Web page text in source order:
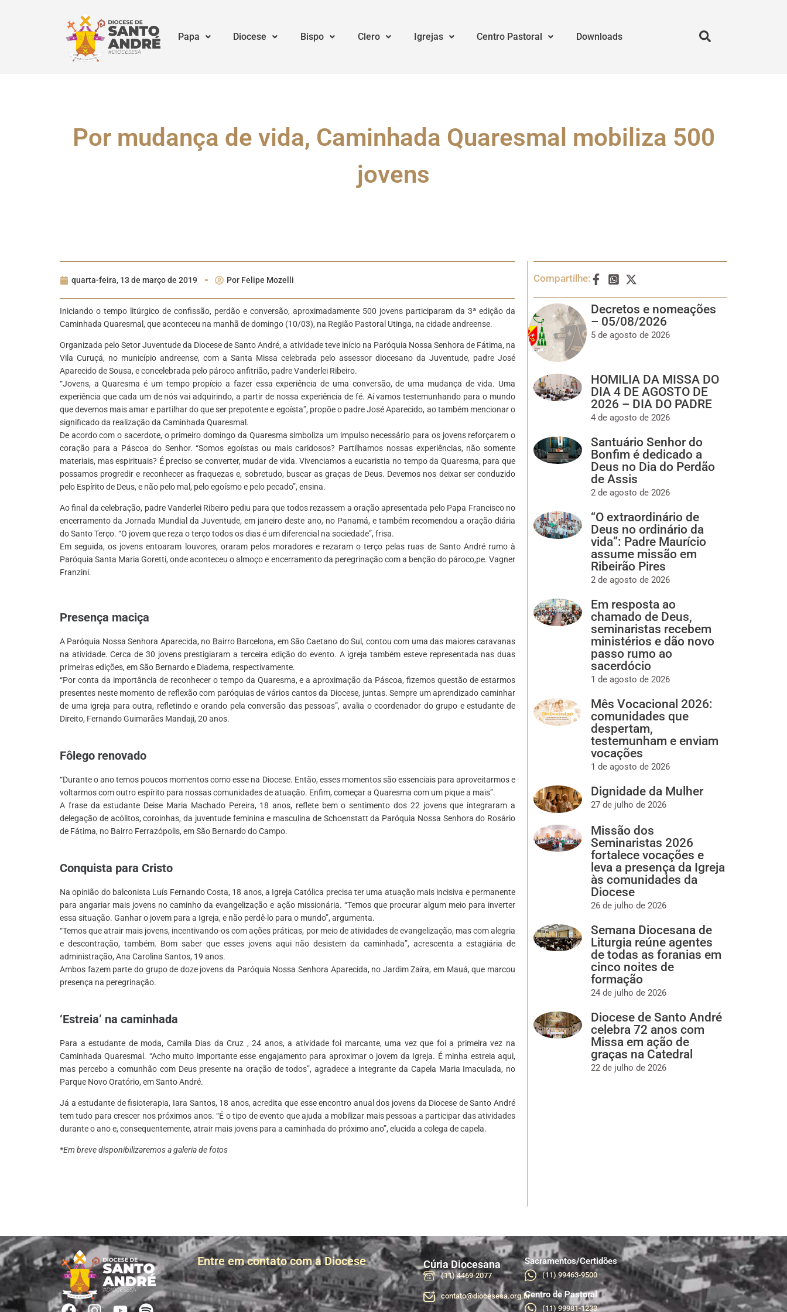
Papa Diocese Bispo Clero Igrejas Centro Pastoral Downloads
Por mudança de vida, Caminhada Quaresmal mobiliza 500
jovens
quarta-feira, 13 de março de 2019 Por Felipe Mozelli
Iniciando o tempo litúrgico de confissão, perdão e conversão, aproximadamente 500 jovens participaram da 3ª edição da
Caminhada Quaresmal, que aconteceu na manhã de domingo (10/03), na Região Pastoral Utinga, na cidade andreense.
Organizada pelo Setor Juventude da Diocese de Santo André, a atividade teve início na Paróquia Nossa Senhora de Fátima, na
Vila Curuçá, no município andreense, com a Santa Missa celebrada pelo assessor diocesano da Juventude, padre José
Aparecido de Sousa, e concelebrada pelo pároco anfitrião, padre Vanderlei Ribeiro.
“Jovens, a Quaresma é um tempo propício a fazer essa experiência de uma conversão, de uma mudança de vida. Uma
experiência que cada um de nós vai adquirindo, a partir de nossa experiência de fé. Aí vamos testemunhando para o mundo
que devemos mais amar e partilhar do que ser prepotente e egoísta”, propõe o padre José Aparecido, ao também mencionar o
significado da realização da Caminhada Quaresmal.
De acordo com o sacerdote, o primeiro domingo da Quaresma simboliza um impulso necessário para os jovens reforçarem o
coração para a Páscoa do Senhor. “Somos egoístas ou mais caridosos? Partilhamos nossas experiências, não somente
materiais, mas espirituais? É preciso se converter, mudar de vida. Vivenciamos a eucaristia no tempo da Quaresma, para que
possamos progredir e reconhecer as fraquezas e, sobretudo, buscar as graças de Deus. Devemos nos deixar ser conduzido
pelo Espírito de Deus, e não pelo mal, pelo egoísmo e pelo pecado”, ensina.
Ao final da celebração, padre Vanderlei Ribeiro pediu para que todos rezassem a oração apresentada pelo Papa Francisco no
encerramento da Jornada Mundial da Juventude, em janeiro deste ano, no Panamá, e também recomendou a oração diária
do Santo Terço. “O jovem que reza o terço todos os dias é um diferencial na sociedade”, frisa.
Em seguida, os jovens entoaram louvores, oraram pelos moradores e rezaram o terço pelas ruas de Santo André rumo à
Paróquia Santa Maria Goretti, onde aconteceu o almoço e encerramento da peregrinação com a benção do pároco,pe. Vagner
Franzini.
Presença maciça
A Paróquia Nossa Senhora Aparecida, no Bairro Barcelona, em São Caetano do Sul, contou com uma das maiores caravanas
na atividade. Cerca de 30 jovens prestigiaram a terceira edição do evento. A igreja também esteve representada nas duas
primeiras edições, em São Bernardo e Diadema, respectivamente.
“Por conta da importância de reconhecer o tempo da Quaresma, e a aproximação da Páscoa, fizemos questão de estarmos
presentes neste momento de reflexão com paróquias de vários cantos da Diocese, juntas. Sempre um aprendizado caminhar
de uma igreja para outra, refletindo e orando pela conversão das pessoas”, avalia o coordenador do grupo e estudante de
Direito, Fernando Guimarães Mandaji, 20 anos.
Fôlego renovado
“Durante o ano temos poucos momentos como esse na Diocese. Então, esses momentos são essenciais para aproveitarmos e
voltarmos com outro espírito para nossas comunidades de atuação. Enfim, começar a Quaresma com um pique a mais”.
A frase da estudante Deise Maria Machado Pereira, 18 anos, reflete bem o sentimento dos 22 jovens que integraram a
delegação de acólitos, coroinhas, da juventude feminina e masculina de Schoenstatt da Paróquia Nossa Senhora do Rosário
de Fátima, no Bairro Ferrazópolis, em São Bernardo do Campo.
Conquista para Cristo
Na opinião do balconista Luís Fernando Costa, 18 anos, a Igreja Católica precisa ter uma atuação mais incisiva e permanente
para angariar mais jovens no caminho da evangelização e ação missionária. “Temos que procurar algum meio para inverter
essa situação. Ganhar o jovem para a Igreja, e não perdê-lo para o mundo”, argumenta.
“Temos que atrair mais jovens, incentivando-os com ações práticas, por meio de atividades de evangelização, mas com alegria
e descontração, também. Bom saber que esses jovens aqui não desistem da caminhada”, acrescenta a estagiária de
administração, Ana Carolina Santos, 19 anos.
Ambos fazem parte do grupo de doze jovens da Paróquia Nossa Senhora Aparecida, no Jardim Zaíra, em Mauá, que marcou
presença na peregrinação.
‘Estreia’ na caminhada
Para a estudante de moda, Camila Dias da Cruz , 24 anos, a atividade foi marcante, uma vez que foi a primeira vez na
Caminhada Quaresmal. “Acho muito importante esse engajamento para aproximar o jovem da Igreja. É minha estreia aqui,
mas percebo a comunhão com Deus presente na oração de todos”, agradece a integrante da Capela Maria Imaculada, no
Parque Novo Oratório, em Santo André.
Já a estudante de fisioterapia, Iara Santos, 18 anos, acredita que esse encontro anual dos jovens da Diocese de Santo André
tem tudo para crescer nos próximos anos. “É o tipo de evento que ajuda a mobilizar mais pessoas a participar das atividades
durante o ano e, consequentemente, atrair mais jovens para a caminhada do próximo ano”, elucida a colega de capela.
*Em breve disponibilizaremos a galeria de fotos
Compartilhe:
Decretos e nomeações
– 05/08/2026
5 de agosto de 2026
HOMILIA DA MISSA DO
DIA 4 DE AGOSTO DE
2026 – DIA DO PADRE
4 de agosto de 2026
Santuário Senhor do
Bonfim é dedicado a
Deus no Dia do Perdão
de Assis
2 de agosto de 2026
“O extraordinário de
Deus no ordinário da
vida”: Padre Maurício
assume missão em
Ribeirão Pires
2 de agosto de 2026
Em resposta ao
chamado de Deus,
seminaristas recebem
ministérios e dão novo
passo rumo ao
sacerdócio
1 de agosto de 2026
Mês Vocacional 2026:
comunidades que
despertam,
testemunham e enviam
vocações
1 de agosto de 2026
Dignidade da Mulher
27 de julho de 2026
Missão dos
Seminaristas 2026
fortalece vocações e
leva a presença da Igreja
às comunidades da
Diocese
26 de julho de 2026
Semana Diocesana de
Liturgia reúne agentes
de todas as foranias em
cinco noites de
formação
24 de julho de 2026
Diocese de Santo André
celebra 72 anos com
Missa em ação de
graças na Catedral
22 de julho de 2026
Entre em contato com a Diocese Cúria Diocesana
(11) 4469-2077
contato@diocesesa.org.br
Sacramentos/Certidões
(11) 99463-9500
Centro de Pastoral
(11) 99981-1233